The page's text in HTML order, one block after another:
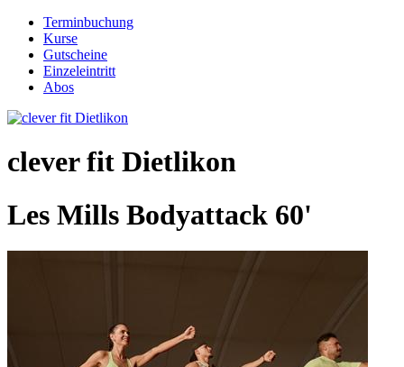
Terminbuchung
Kurse
Gutscheine
Einzeleintritt
Abos
clever fit Dietlikon
Les Mills Bodyattack 60'